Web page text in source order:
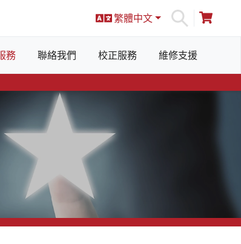
繁體中文
務 聯絡我們 校正服務 維修支援